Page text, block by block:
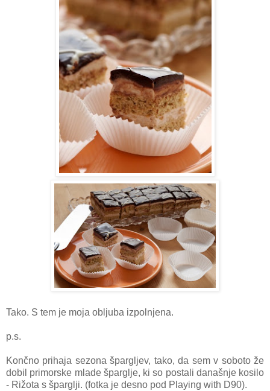
Tako. S tem je moja obljuba izpolnjena.
p.s.
Končno prihaja sezona špargljev, tako, da sem v soboto že
dobil primorske mlade šparglje, ki so postali današnje kosilo
- Rižota s šparglji. (fotka je desno pod Playing with D90).